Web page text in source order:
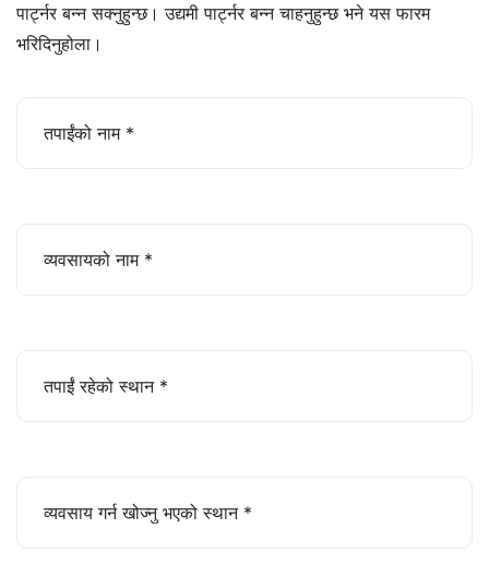
पार्ट्नर बन्न सक्नुहुन्छ। उद्यमी पार्ट्नर बन्न चाहनुहुन्छ भने यस फारम
भरिदिनुहोला।